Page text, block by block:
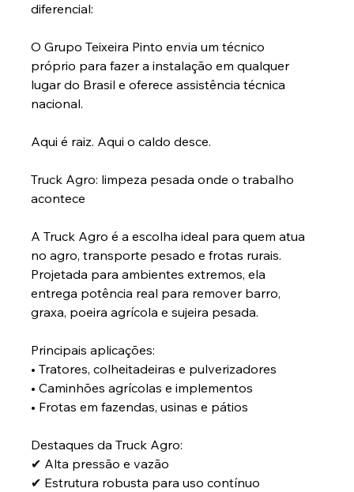
diferencial:
O Grupo Teixeira Pinto envia um técnico
próprio para fazer a instalação em qualquer
lugar do Brasil e oferece assistência técnica
nacional.
Aqui é raiz. Aqui o caldo desce.
Truck Agro: limpeza pesada onde o trabalho
acontece
A Truck Agro é a escolha ideal para quem atua
no agro, transporte pesado e frotas rurais.
Projetada para ambientes extremos, ela
entrega potência real para remover barro,
graxa, poeira agrícola e sujeira pesada.
Principais aplicações:
• Tratores, colheitadeiras e pulverizadores
• Caminhões agrícolas e implementos
• Frotas em fazendas, usinas e pátios
Destaques da Truck Agro:
✔ Alta pressão e vazão
✔ Estrutura robusta para uso contínuo